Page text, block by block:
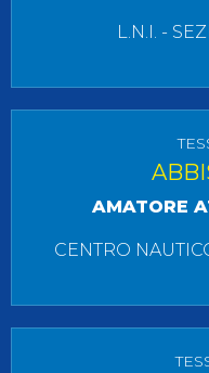
L.N.I. -
AMATORE
CENTRO